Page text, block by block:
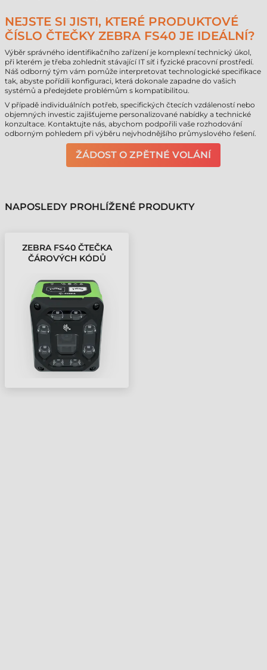
NEJSTE SI JISTI, KTERÉ PRODUKTOVÉ
ČÍSLO ČTEČKY ZEBRA FS40 JE IDEÁLNÍ?
Výběr správného identifikačního zařízení je komplexní technický úkol,
při kterém je třeba zohlednit stávající IT síť i fyzické pracovní prostředí.
Náš odborný tým vám pomůže interpretovat technologické specifikace
tak, abyste pořídili konfiguraci, která dokonale zapadne do vašich
systémů a předejdete problémům s kompatibilitou.
V případě individuálních potřeb, specifických čtecích vzdáleností nebo
objemných investic zajišťujeme personalizované nabídky a technické
konzultace. Kontaktujte nás, abychom podpořili vaše rozhodování
odborným pohledem při výběru nejvhodnějšího průmyslového řešení.
ŽÁDOST O ZPĚTNÉ VOLÁNÍ
NAPOSLEDY PROHLÍŽENÉ PRODUKTY
ZEBRA FS40 ČTEČKA
ČÁROVÝCH KÓDŮ